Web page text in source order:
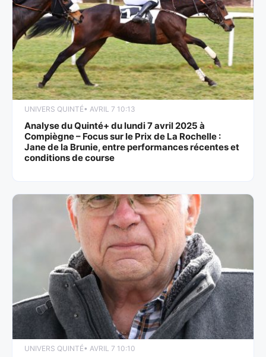
UNIVERS QUINTÉ• AVRIL 7 10:13
Analyse du Quinté+ du lundi 7 avril 2025 à
Compiègne – Focus sur le Prix de La Rochelle :
Jane de la Brunie, entre performances récentes et
conditions de course
UNIVERS QUINTÉ• AVRIL 7 10:10